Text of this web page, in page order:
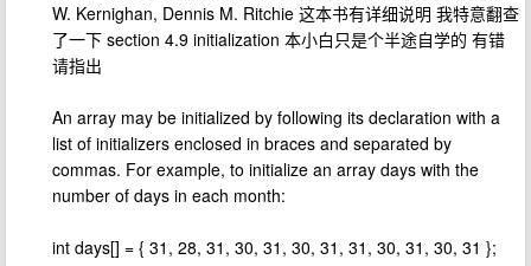
W. Kernighan, Dennis M. Ritchie 这本书有详细说明 我特意翻查
了一下 section 4.9 initialization 本小白只是个半途自学的 有错
请指出
An array may be initialized by following its declaration with a
list of initializers enclosed in braces and separated by
commas. For example, to initialize an array days with the
number of days in each month:
int days[] = { 31, 28, 31, 30, 31, 30, 31, 31, 30, 31, 30, 31 };